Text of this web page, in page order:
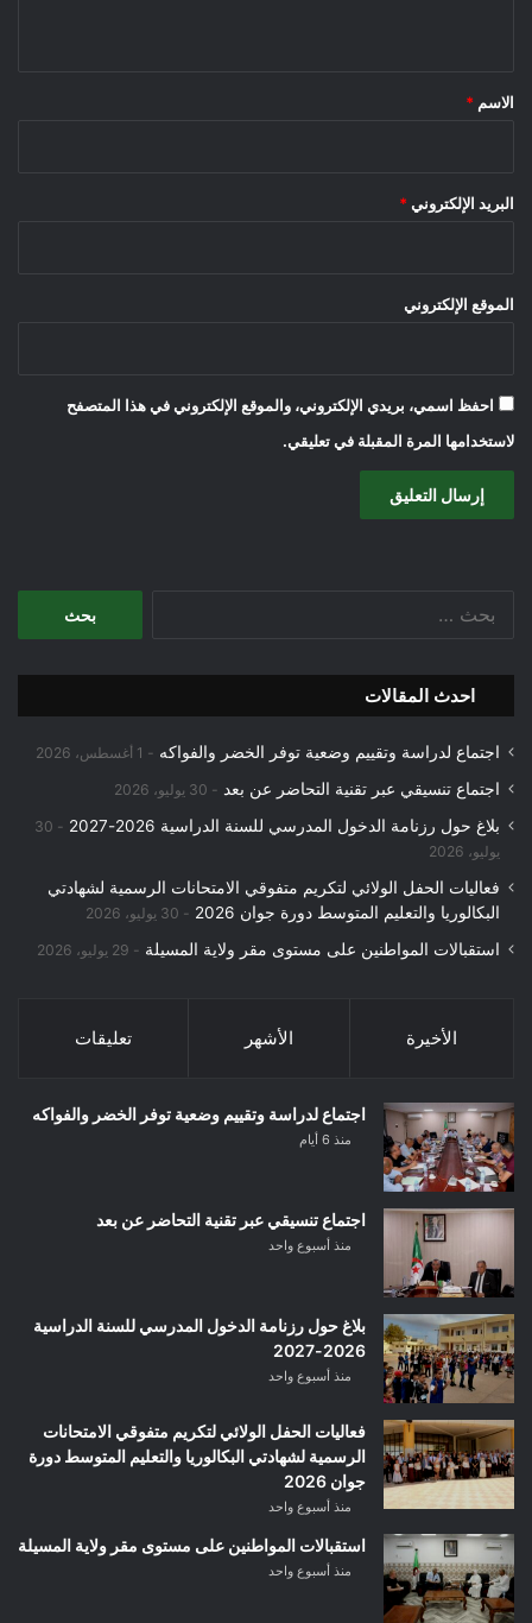
*
الاسم *
البريد الإلكتروني *
الموقع الإلكتروني
احفظ اسمي، بريدي الإلكتروني، والموقع الإلكتروني في هذا المتصفح
لاستخدامها المرة المقبلة في تعليقي.
احدث المقالات
اجتماع لدراسة وتقييم وضعية توفر الخضر والفواكه 1 أغسطس، 2026
اجتماع تنسيقي عبر تقنية التحاضر عن بعد 30 يوليو، 2026
بلاغ حول رزنامة الدخول المدرسي للسنة الدراسية 2026-2027
30
يوليو، 2026
فعاليات الحفل الولائي لتكريم متفوقي الامتحانات الرسمية لشهادتي
البكالوريا والتعليم المتوسط دورة جوان 2026
30 يوليو، 2026
استقبالات المواطنين على مستوى مقر ولاية المسيلة 29 يوليو، 2026
الأخيرة الأشهر تعليقات
اجتماع لدراسة وتقييم وضعية توفر الخضر والفواكه
منذ 6 أيام
اجتماع تنسيقي عبر تقنية التحاضر عن بعد
منذ أسبوع واحد
بلاغ حول رزنامة الدخول المدرسي للسنة الدراسية
2026-2027
منذ أسبوع واحد
فعاليات الحفل الولائي لتكريم متفوقي الامتحانات
الرسمية لشهادتي البكالوريا والتعليم المتوسط دورة
جوان 2026
منذ أسبوع واحد
استقبالات المواطنين على مستوى مقر ولاية المسيلة
منذ أسبوع واحد